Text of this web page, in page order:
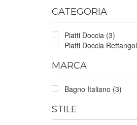
CATEGORIA
Piatti Doccia (3)
Piatti Doccia
MARCA
Bagno Italiano (3)
STILE